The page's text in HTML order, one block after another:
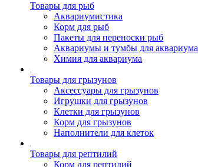
Товары для рыб
Аквариумистика
Корм для рыб
Пакеты для переноски рыб
Аквариумы и тумбы для аквариума
Химия для аквариума
Товары для грызунов
Аксессуары для грызунов
Игрушки для грызунов
Клетки для грызунов
Корм для грызунов
Наполнители для клеток
Товары для рептилий
Корм для рептилий